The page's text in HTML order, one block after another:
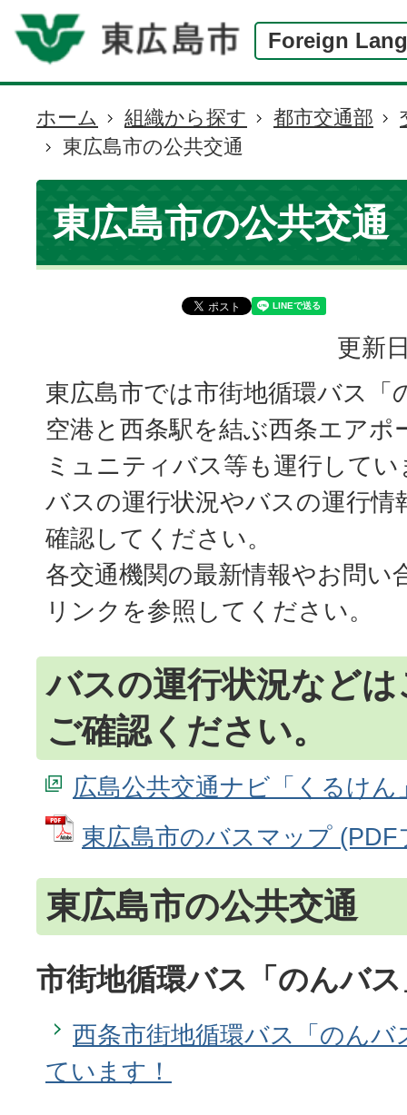
Foreign
現
在
の
位
置
ホーム 組織から探す 都市交通部
東広島市の公共交通
東広島市の公共交通
更新
東広島市では市街地循環バス「
空港と西条駅を結ぶ西条エアポ
ミュニティバス等も運行してい
バスの運行状況やバスの運行情
確認してください。
各交通機関の最新情報やお問い
リンクを参照してください。
バスの運行状況など
ご確認ください。
広島公共交通ナビ「くるけん
東広島市のバスマップ
東広島市の公共交通
市街地循環バス「のんバ
西条市街地循環バス「のんバ
ています！